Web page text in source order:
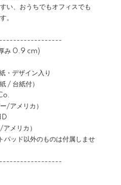
い、おうちでもオフィスでも
。
み 0.9 cm)
デザイン入り
紙付）
メリカ）
リカ）
パッド以外のものは付属しませ